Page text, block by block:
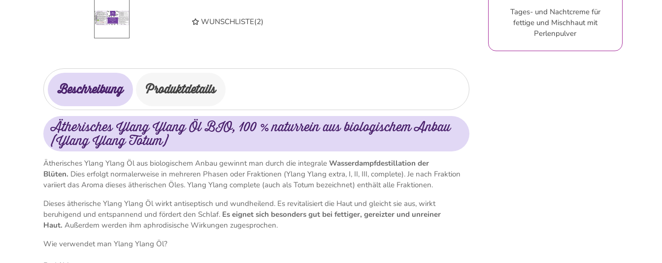
WUNSCHLISTE(2)
Beschreibung Produktdetails
Ätherisches Ylang Ylang Öl BIO, 100 % naturrein aus biologischem Anbau
(Ylang Ylang Totum)
Ätherisches Ylang Ylang Öl aus biologischem Anbau gewinnt man durch die integrale Wasserdampfdestillation der
Blüten. Dies erfolgt normalerweise in mehreren Phasen oder Fraktionen (Ylang Ylang extra, I, II, III, complete). Je nach Fraktion
variiert das Aroma dieses ätherischen Öles. Ylang Ylang complete (auch als Totum bezeichnet) enthält alle Fraktionen.
Dieses ätherische Ylang Ylang Öl wirkt antiseptisch und wundheilend. Es revitalisiert die Haut und gleicht sie aus, wirkt
beruhigend und entspannend und fördert den Schlaf. Es eignet sich besonders gut bei fettiger, gereizter und unreiner
Haut. Außerdem werden ihm aphrodisische Wirkungen zugesprochen.
Wie verwendet man Ylang Ylang Öl?
Tages- und Nachtcreme für
fettige und Mischhaut mit
Perlenpulver